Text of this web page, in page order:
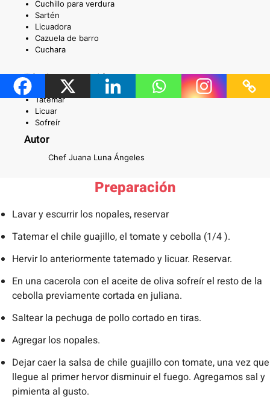
Cuchillo para verdura
Sartén
Licuadora
Cazuela de barro
Cuchara
Técnicas requeridas
Tatemar
Licuar
Sofreír
Autor
Chef Juana Luna Ángeles
Preparación
Lavar y escurrir los nopales, reservar
Tatemar el chile guajillo, el tomate y cebolla (1/4 ).
Hervir lo anteriormente tatemado y licuar. Reservar.
En una cacerola con el aceite de oliva sofreír el resto de la
cebolla previamente cortada en juliana.
Saltear la pechuga de pollo cortado en tiras.
Agregar los nopales.
Dejar caer la salsa de chile guajillo con tomate, una vez que
llegue al primer hervor disminuir el fuego. Agregamos sal y
pimienta al gusto.